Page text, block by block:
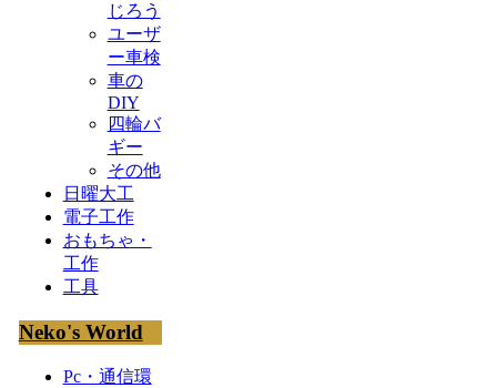
じろう
ユーザ
ー車検
車の
DIY
四輪バ
ギー
その他
日曜大工
電子工作
おもちゃ・
工作
工具
Neko's World
Pc・通信環